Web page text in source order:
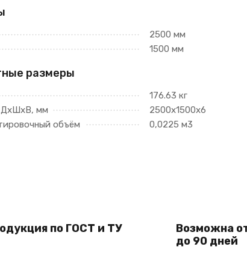
2500 мм
1500 мм
размеры
176.63 кг
ДхШхВ, мм
2500х1500х6
объём
0,0225 м3
по ГОСТ и ТУ
Возможна
до 90 дней